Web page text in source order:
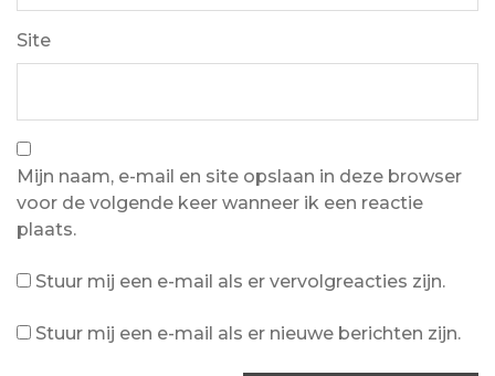
Site
Mijn naam, e-mail en site opslaan in deze browser
voor de volgende keer wanneer ik een reactie
plaats.
Stuur mij een e-mail als er vervolgreacties zijn.
Stuur mij een e-mail als er nieuwe berichten zijn.